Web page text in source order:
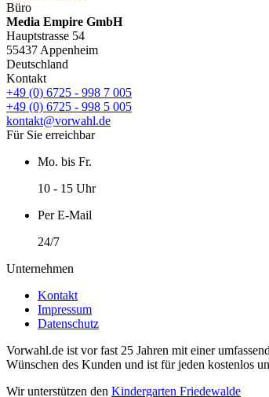
Büro
Media Empire GmbH
Hauptstrasse 54
55437 Appenheim
Deutschland
Kontakt
+49 (0) 6725 - 998 7 005
+49 (0) 6725 - 998 5 005
kontakt@vorwahl.de
Für Sie erreichbar
Mo. bis Fr.
10 - 15 Uhr
Per E-Mail
24/7
Unternehmen
Kontakt
Impressum
Datenschutz
Vorwahl.de ist vor fast 25 Jahren mit einer
Wünschen des Kunden und ist für jeden kostenlos
Wir unterstützen den Kindergarten Friedewalde